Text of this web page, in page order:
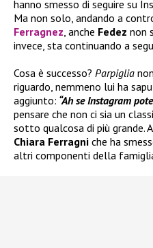
hanno smesso di seguire su
Ma non solo, andando a
Ferragnez , anche Fedez non
invece, sta continuando a
Cosa è successo? Parpiglia
riguardo, nemmeno lui ha
aggiunto: “Ah se Instagram
pensare che non ci sia un
sotto qualcosa di più grande.
Chiara Ferragni che ha
altri componenti della